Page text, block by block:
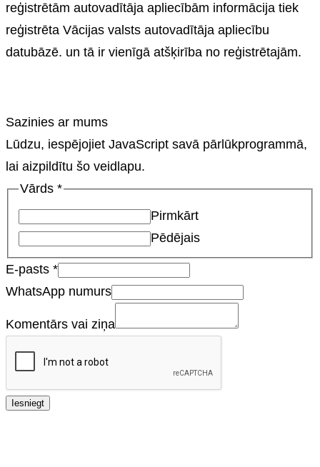
reģistrētām autovadītāja apliecībām informācija tiek
reģistrēta Vācijas valsts autovadītāja apliecību
datubāzē. un tā ir vienīgā atšķirība no reģistrētajām.
Sazinies ar mums
Lūdzu, iespējojiet JavaScript savā pārlūkprogrammā,
lai aizpildītu šo veidlapu.
Vārds *
Pirmkārt
Pēdējais
E-pasts *
WhatsApp numurs
Komentārs vai ziņa
Iesniegt